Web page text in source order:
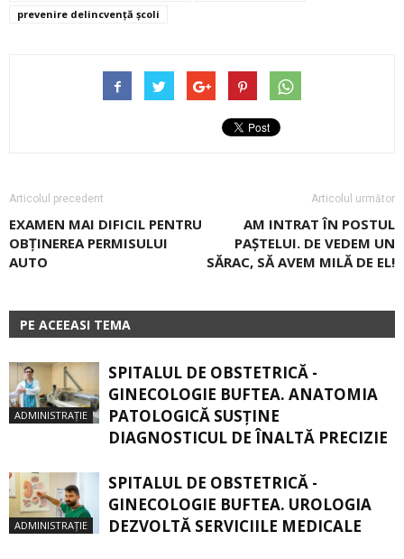
prevenire delincvenţă şcoli
Articolul precedent
EXAMEN MAI DIFICIL PENTRU
OBȚINEREA PERMISULUI
AUTO
Articolul următor
AM INTRAT ÎN POSTUL
PAȘTELUI. DE VEDEM UN
SĂRAC, SĂ AVEM MILĂ DE EL!
PE ACEEASI TEMA
ADMINISTRAȚIE
SPITALUL DE OBSTETRICĂ -
GINECOLOGIE BUFTEA. ANATOMIA
PATOLOGICĂ SUSŢINE
DIAGNOSTICUL DE ÎNALTĂ PRECIZIE
ADMINISTRAȚIE
SPITALUL DE OBSTETRICĂ -
GINECOLOGIE BUFTEA. UROLOGIA
DEZVOLTĂ SERVICIILE MEDICALE